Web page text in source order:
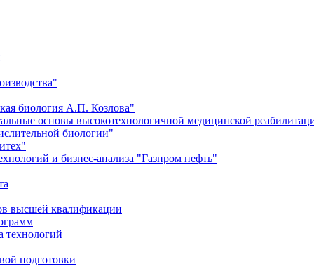
биология А.П. Козлова"
основы высокотехнологичной медицинской
биологии"
и бизнес-анализа "Газпром нефть"
высшей квалификации
технологий
подготовки